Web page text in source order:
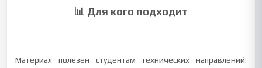
📊 Для кого подходит
Материал полезен студентам технических направлений: